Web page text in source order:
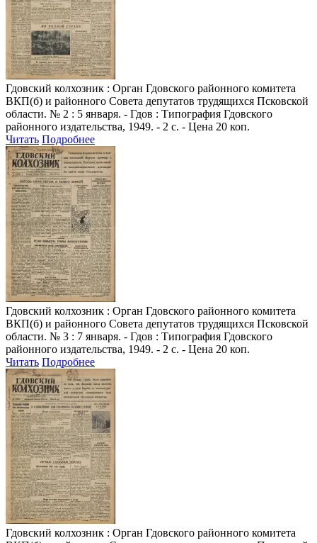
Гдовский колхозник : Орган Гдовского районного комитета
ВКП(б) и районного Совета депутатов трудящихся Псковской
области. № 2 : 5 января. - Гдов : Типография Гдовского
районного издательства, 1949. - 2 с. - Цена 20 коп.
Читать Подробнее
Гдовский колхозник : Орган Гдовского районного комитета
ВКП(б) и районного Совета депутатов трудящихся Псковской
области. № 3 : 7 января. - Гдов : Типография Гдовского
районного издательства, 1949. - 2 с. - Цена 20 коп.
Читать Подробнее
Гдовский колхозник : Орган Гдовского районного комитета